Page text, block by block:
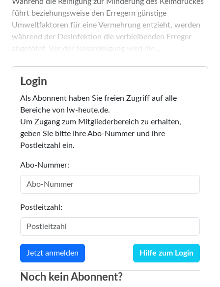
führt beziehungsweise den Erregern günstige
Umweltfaktoren für eine Vermehrung entzieht, werden
während der Desinfektion die verbleibenden Erreger
abgetötet. Vor der Nassreinigung wird die ...
Login
Als Abonnent haben Sie freien Zugriff auf alle
Bereiche von lw-heute.de.
Um Zugang zum Mitgliederbereich zu erhalten,
geben Sie bitte Ihre Abo-Nummer und ihre
Postleitzahl ein.
Abo-Nummer:
Postleitzahl:
Hilfe zum Login
Noch kein Abonnent?